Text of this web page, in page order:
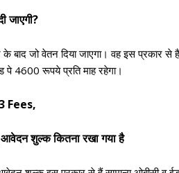
के बाद जो वेतन दिया जाएगा। वह इस
4600 रूपये प्रति माह रहेगा।
Fees,
शुल्क कितना रखा गया है